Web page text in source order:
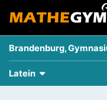
Brandenburg,
Latein